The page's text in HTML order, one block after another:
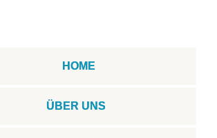
HOME
ÜBER UNS